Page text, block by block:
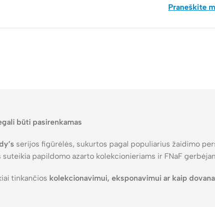
Praneškite
būti pasirenkamas
serijos figūrėlės, sukurtos pagal populiarius žaidimo
papildomo azarto kolekcionieriams ir FNaF
tinkančios kolekcionavimui, eksponavimui ar kaip dovana